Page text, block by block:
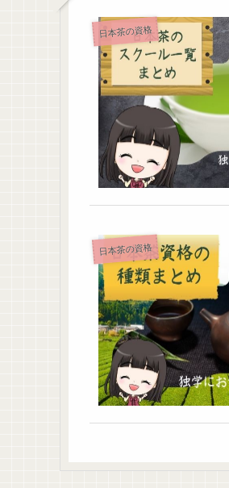
日本茶の資格
日本茶の資格